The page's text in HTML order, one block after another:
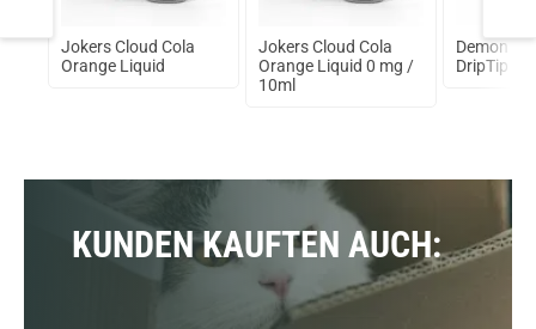
Jokers Cloud Cola
Orange Liquid
Jokers Cloud Cola
Orange Liquid 0 mg /
10ml
Demon
DripTip
KUNDEN KAUFTEN AUCH: